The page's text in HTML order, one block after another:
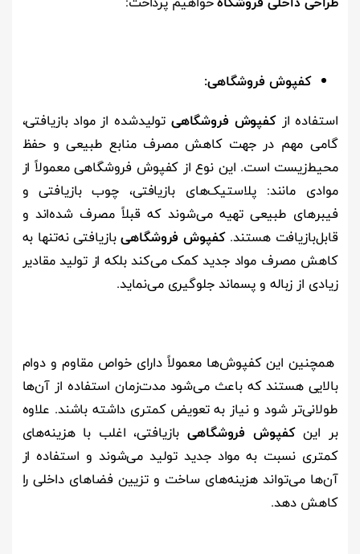
کفپوش فروشگاهی:
استفاده از کفپوش‌ فروشگاهی تولیدشده از مواد بازیافتی،
گامی مهم در جهت کاهش مصرف منابع طبیعی و حفظ
محیط‌زیست است. این نوع از کفپوش فروشگاهی معمولاً از
موادی مانند: پلاستیک‌های بازیافتی، چوب بازیافتی و
فیبرهای طبیعی تهیه می‌شوند که قبلاً مصرف شده‌اند و
قابل‌بازیافت هستند.کفپوش‌ فروشگاهیبازیافتی نه‌تنها به
کاهش مصرف مواد جدید کمک می‌کند بلکه از تولید مقادیر
زیادی از زباله و پسماند جلوگیری می‌نماید.
همچنین این کفپوش‌ها معمولاً دارای خواص مقاوم و دوام
بالایی هستند که باعث می‌شود مدت‌زمان استفاده از آن‌ها
طولانی‌تر شود و نیاز به تعویض کمتری داشته باشند. علاوه
بر اینکفپوش فروشگاهیبازیافتی، اغلب با هزینه‌های
کمتری نسبت به مواد جدید تولید می‌شوند و استفاده از
آن‌ها می‌تواند هزینه‌های ساخت و تزیین فضاهای داخلی را
کاهش دهد.